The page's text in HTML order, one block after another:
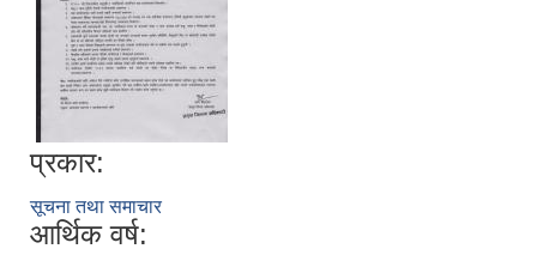
प्रकार:
सूचना तथा समाचार
आर्थिक वर्ष: